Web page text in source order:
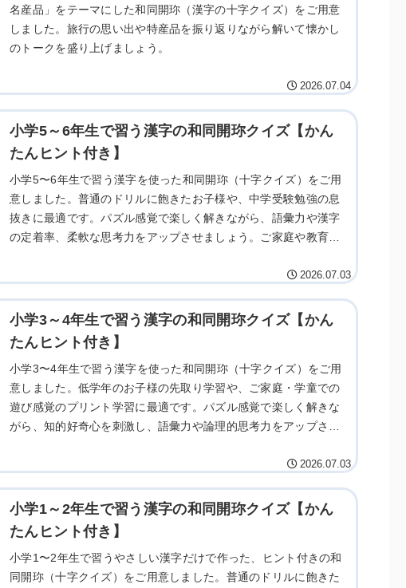
名産品」をテーマにした和同開珎（漢字の十字クイズ）をご用意
しました。旅行の思い出や特産品を振り返りながら解いて懐かし
のトークを盛り上げましょう。
2026.07.04
小学5～6年生で習う漢字の和同開珎クイズ【かん
たんヒント付き】
小学5〜6年生で習う漢字を使った和同開珎（十字クイズ）をご用
意しました。普通のドリルに飽きたお子様や、中学受験勉強の息
抜きに最適です。パズル感覚で楽しく解きながら、語彙力や漢字
の定着率、柔軟な思考力をアップさせましょう。ご家庭や教育現
2026.07.03
小学3～4年生で習う漢字の和同開珎クイズ【かん
たんヒント付き】
小学3〜4年生で習う漢字を使った和同開珎（十字クイズ）をご用
意しました。低学年のお子様の先取り学習や、ご家庭・学童での
遊び感覚のプリント学習に最適です。パズル感覚で楽しく解きな
がら、知的好奇心を刺激し、語彙力や論理的思考力をアップさせ
2026.07.03
小学1～2年生で習う漢字の和同開珎クイズ【かん
たんヒント付き】
小学1〜2年生で習うやさしい漢字だけで作った、ヒント付きの和
同開珎（十字クイズ）をご用意しました。普通のドリルに飽きた